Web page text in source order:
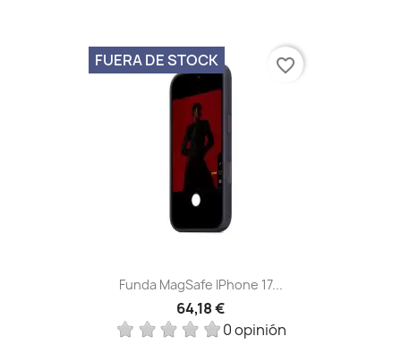
Funda MagSafe IPhone 17...
64,18 €
0 opinión
FUERA DE STOCK favorite_border